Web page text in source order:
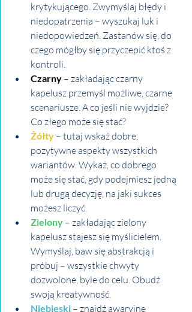
krytykującego. Zwymyślaj błędy i
niedopatrzenia – wyszukaj luk i
niedopowiedzeń. Zastanów się, do
czego mógłby się przyczepić ktoś z
kontroli.
Czarny – zakładając czarny
kapelusz przemyśl możliwe, czarne
scenariusze. A co jeśli nie wyjdzie?
Co złego może się stać?
Żółty – tutaj wskaż dobre,
pozytywne aspekty wszystkich
wariantów. Wykaż, co dobrego
może się stać, gdy podejmiesz jedną
lub drugą decyzję, na jaki sukces
możesz liczyć.
Zielony – zakładając zielony
kapelusz stajesz się myślicielem.
Wymyślaj, baw się abstrakcją i
próbuj – wszystkie chwyty
dozwolone, byle do celu. Obudź
swoją kreatywność.
Niebieski – znajdź awaryjne